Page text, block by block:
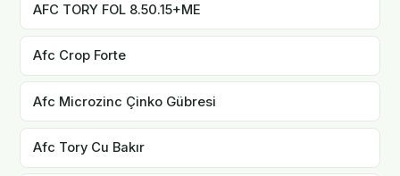
AFC TORY FOL 8.50.15+ME
Afc Crop Forte
Afc Microzinc Çinko Gübresi
Afc Tory Cu Bakır